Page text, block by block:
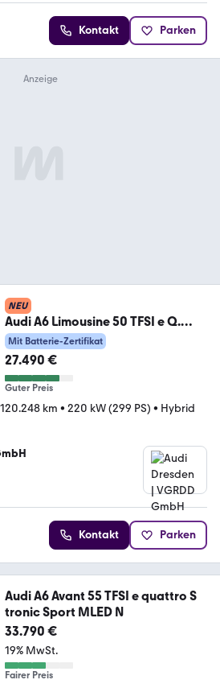
Kontakt Parken
NEU
Audi A6 Limousine 50 TFSI e Q.
advanced sport AHZV Ka
Mit Batterie-Zertifikat
27.490 €
Guter Preis
120.248 km • 220 kW (299 PS) • Hybrid
Kontakt Parken
Audi A6 Avant 55 TFSI e quattro S
tronic Sport MLED N
33.790 €
19% MwSt.
Fairer Preis